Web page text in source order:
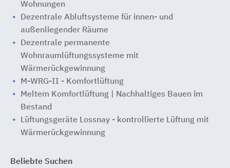
Wohnungen
Dezentrale Abluftsysteme für innen- und
außenliegender Räume
Dezentrale permanente
Wohnraumlüftungssysteme mit
Wärmerückgewinnung
M-WRG-II - Komfortlüftung
Meltem Komfortlüftung | Nachhaltiges Bauen im
Bestand
Lüftungsgeräte Lossnay - kontrollierte Lüftung mit
Wärmerückgewinnung
Beliebte Suchen